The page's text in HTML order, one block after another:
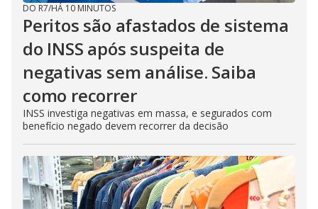
DO R7/HÁ 10 MINUTOS
Peritos são afastados de sistema
do INSS após suspeita de
negativas sem análise. Saiba
como recorrer
INSS investiga negativas em massa, e segurados com
benefício negado devem recorrer da decisão